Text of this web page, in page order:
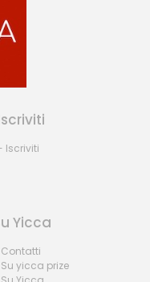
Iscriviti
Yicca
yicca prize